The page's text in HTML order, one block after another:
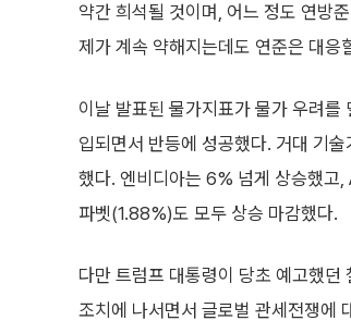
약간 희석될 것이며, 어느 정도 연방
제가 계속 약해지는데도 연준은 대응
이날 발표된 물가지표가 물가 우려
입되면서 반등에 성공했다. 거대 기
했다. 엔비디아는 6% 넘게 상승했
파벳(1.88%)도 모두 상승 마감했다.
다만 트럼프 대통령이 당초 예고했
조치에 나서면서 글로벌 관세전쟁에